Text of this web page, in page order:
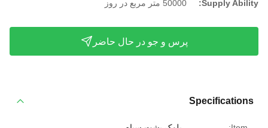
Supply Ability: 50000 متر مربع در روز
پرس و جو در حال حاضر
Specifications